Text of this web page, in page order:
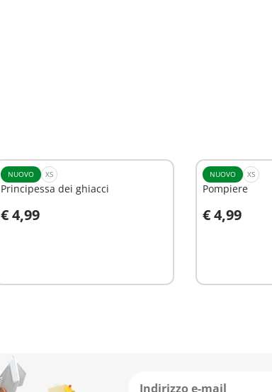
NUOVO XS
Principessa dei ghiacci
€ 4,99
Aggiungi al carrello
NUOVO XS
Pompiere
€ 4,99
Aggiungi